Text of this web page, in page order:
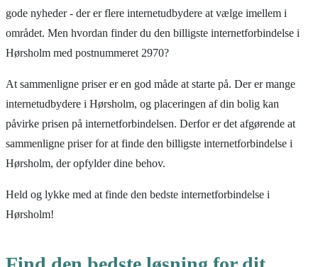
gode nyheder - der er flere internetudbydere at vælge imellem i
området. Men hvordan finder du den billigste internetforbindelse i
Hørsholm med postnummeret 2970?
At sammenligne priser er en god måde at starte på. Der er mange
internetudbydere i Hørsholm, og placeringen af din bolig kan
påvirke prisen på internetforbindelsen. Derfor er det afgørende at
sammenligne priser for at finde den billigste internetforbindelse i
Hørsholm, der opfylder dine behov.
Held og lykke med at finde den bedste internetforbindelse i
Hørsholm!